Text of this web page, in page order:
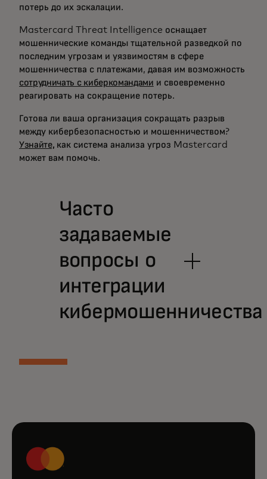
потерь до их эскалации.
Mastercard Threat Intelligence оснащает
мошеннические команды тщательной разведкой по
последним угрозам и уязвимостям в сфере
мошенничества с платежами, давая им возможность
сотрудничать с киберкомандами и своевременно
реагировать на сокращение потерь.
Готова ли ваша организация сокращать разрыв
между кибербезопасностью и мошенничеством?
Узнайте, как система анализа угроз Mastercard
может вам помочь.
Часто
задаваемые
вопросы о
интеграции
кибермошенничества